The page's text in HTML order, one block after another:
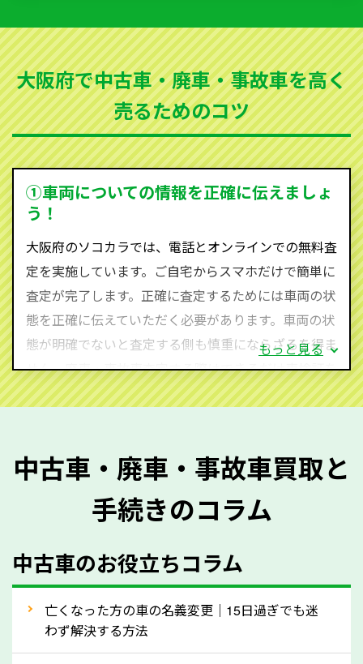
など動かない車、水害車、不動車、乗らなくなってし
まった車、車検が切れて動かすことができない車でも
買取可能です。
ソコカラは世界１１０か国に独自の販売ネットワーク
を持ち、国内に自社物流網、自社ヤードをもっている
ため、中間マージンがかかりません。だから高価買取
を実現し、お客様に利益を還元することができるので
す。
590-870）までお問い合わせ下さい。
査定・ご相談・見積もりはすべて無料で行います。安
心してお問い合わせください。
大阪府で中古車・廃車・事故車を高く
売るためのコツ
①車両についての情報を正確に伝えましょ
う！
大阪府のソコカラでは、電話とオンラインでの無料査
定を実施しています。ご自宅からスマホだけで簡単に
査定が完了します。正確に査定するためには車両の状
態を正確に伝えていただく必要があります。車両の状
態が明確でないと査定する側も慎重にならざるを得ま
せん。廃車・事故車査定する際はできるだけ車検証を
ご準備ください。車検証があることで車両状態や年式
質問させていただく内容は以下の通りとなります。
メーカー／車種
型式／グレード
走行距離（例：約〇万キロ）
車検の満了日
内装や外装の状態
もっと見る
中古車・廃車・事故車買取と
手続きのコラム
中古車のお役立ちコラム
亡くなった方の車の名義変更｜15日過ぎでも迷
わず解決する方法